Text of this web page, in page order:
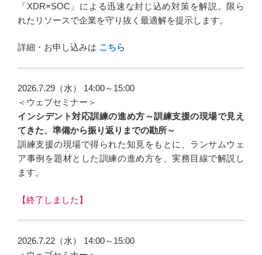
「XDR×SOC」による迅速な封じ込め対策を解説。限ら
れたリソースで企業を守り抜く最適解を提示します。
詳細・お申し込みは こちら
2026.7.29（水） 14:00～15:00
＜ウェブセミナー＞
インシデント対応訓練の進め方～訓練支援の現場で見え
てきた、準備から振り返りまでの勘所～
訓練支援の現場で得られた知見をもとに、ランサムウェ
ア事例を題材とした訓練の進め方を、実務目線で解説し
ます。
【終了しました】
2026.7.22（水） 14:00～15:00